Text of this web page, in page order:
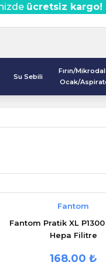
ücretsiz kargo!
Su Sebili
Fırın/
Ocak/
Fantom
Fantom Pratik XL
Hepa Filitre
168,00 ₺